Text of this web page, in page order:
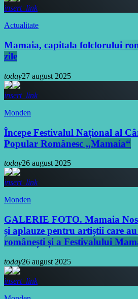
insert_link
Actualitate
Mamaia, capitala folclorului
zile
today27 august 2025
insert_link
Monden
Începe Festivalul Național al
Popular Românesc ,,Mamaia“
today26 august 2025
insert_link
Monden
GALERIE FOTO. Mamaia
și aplauze pentru artiștii care
românești și a Festivalului
today26 august 2025
insert_link